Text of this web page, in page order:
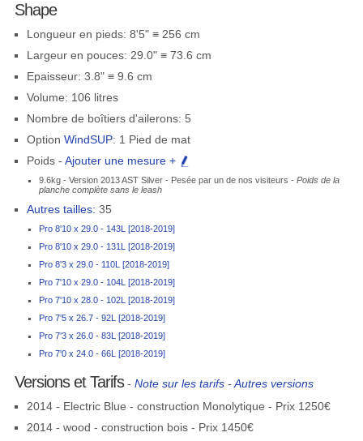
Shape
Longueur en pieds: 8'5" ≡ 256 cm
Largeur en pouces: 29.0" ≡ 73.6 cm
Epaisseur: 3.8" ≡ 9.6 cm
Volume: 106 litres
Nombre de boîtiers d'ailerons: 5
Option WindSUP: 1 Pied de mat
Poids - Ajouter une mesure +
9.6kg - Version 2013 AST Silver - Pesée par un de nos visiteurs - Poids de la
planche complète sans le leash
Autres tailles: 35
Pro 8'10 x 29.0 - 143L [2018-2019]
Pro 8'10 x 29.0 - 131L [2018-2019]
Pro 8'3 x 29.0 - 110L [2018-2019]
Pro 7'10 x 29.0 - 104L [2018-2019]
Pro 7'10 x 28.0 - 102L [2018-2019]
Pro 7'5 x 26.7 - 92L [2018-2019]
Pro 7'3 x 26.0 - 83L [2018-2019]
Pro 7'0 x 24.0 - 66L [2018-2019]
Versions et Tarifs- Note sur les tarifs-Autres versions
2014 - Electric Blue - construction Monolytique - Prix 1250€
2014 - wood - construction bois - Prix 1450€